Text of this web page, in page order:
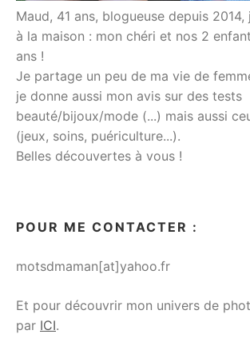
Maud, 41 ans, blogueuse depuis
à la maison : mon chéri et nos 2
ans !
Je partage un peu de ma vie de
je donne aussi mon avis sur des tests
beauté/bijoux/mode (...) mais aussi
(jeux, soins, puériculture...).
Belles découvertes à vous !
POUR ME CONTACTER :
motsdmaman[at]yahoo.fr
Et pour découvrir mon univers de
par ICI.